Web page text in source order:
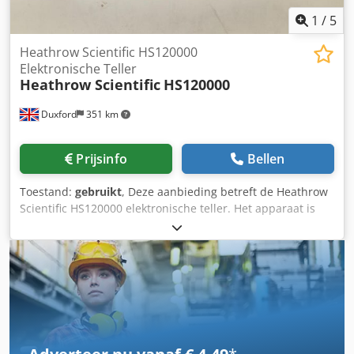
Leveringsvoorwaarden: vanaf fundering Onder stroom:
1 / 5
Duxford 351 km
Heathrow Scientific HS120000
Elektronische Teller
Heathrow Scientific HS120000
Prijsinfo Bellen
Toestand: gebruikt, Deze aanbieding betreft de Heathrow
Scientific HS120000 elektronische teller. Het apparaat is
volledig functioneel en direct inzetbaar. Ontworpen voor
nauwkeurige en efficiënte teltoepassingen, voorzien van
een helder digitaal display en een gebruiksvriendelijke
interface, waardoor het ideaal is voor laboratorium- en
industriële omgevingen. Dcedpfx Aneyyb Ehstek
Transparantieverslag en technische audit: • Herkomst:
Biotech-/Onderzoeksfaciliteit • Staat: Direct van de